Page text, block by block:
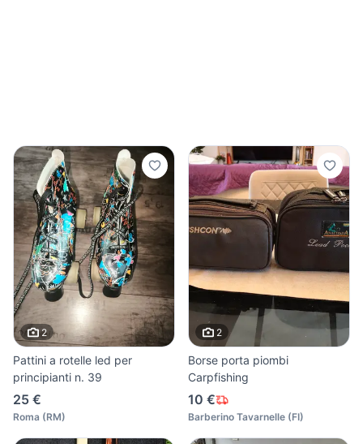
2
Pattini a rotelle led per
principianti n. 39
25 €
Roma (RM)
2
Borse porta piombi
Carpfishing
10 €
Barberino Tavarnelle (FI)